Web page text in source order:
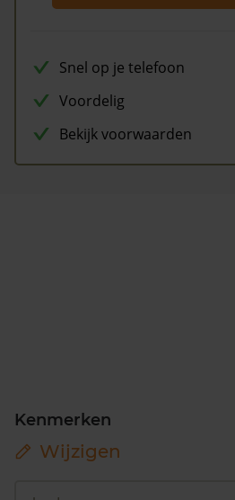
Snel op je telefoon
Voordelig
Bekijk voorwaarden
Kenmerken
Wijzigen